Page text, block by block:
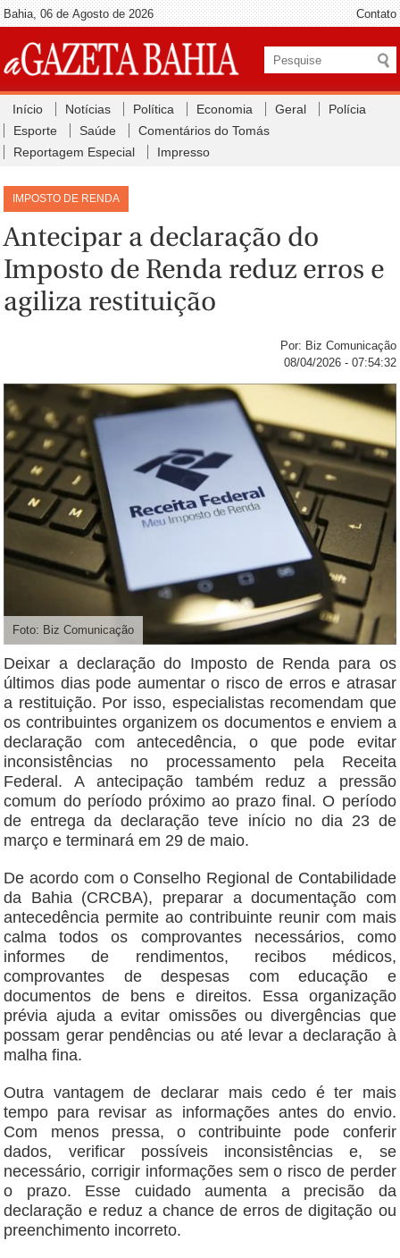
Bahia, 06 de Agosto de 2026 Contato
Início Notícias Política Economia Geral
Polícia
Esporte
Saúde
Comentários do Tomás
Reportagem Especial
Impresso
IMPOSTO DE RENDA
Antecipar a declaração do
Imposto de Renda reduz erros e
agiliza restituição
Por: Biz Comunicação
08/04/2026 - 07:54:32
Foto: Biz Comunicação
Deixar a declaração do Imposto de Renda para os
últimos dias pode aumentar o risco de erros e atrasar
a restituição. Por isso, especialistas recomendam que
os contribuintes organizem os documentos e enviem a
declaração com antecedência, o que pode evitar
inconsistências no processamento pela Receita
Federal. A antecipação também reduz a pressão
comum do período próximo ao prazo final. O período
de entrega da declaração teve início no dia 23 de
março e terminará em 29 de maio.
De acordo com o Conselho Regional de Contabilidade
da Bahia (CRCBA), preparar a documentação com
antecedência permite ao contribuinte reunir com mais
calma todos os comprovantes necessários, como
informes de rendimentos, recibos médicos,
comprovantes de despesas com educação e
documentos de bens e direitos. Essa organização
prévia ajuda a evitar omissões ou divergências que
possam gerar pendências ou até levar a declaração à
malha fina.
Outra vantagem de declarar mais cedo é ter mais
tempo para revisar as informações antes do envio.
Com menos pressa, o contribuinte pode conferir
dados, verificar possíveis inconsistências e, se
necessário, corrigir informações sem o risco de perder
o prazo. Esse cuidado aumenta a precisão da
declaração e reduz a chance de erros de digitação ou
preenchimento incorreto.